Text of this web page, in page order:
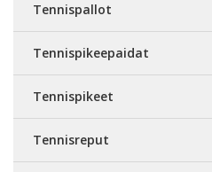
Tennispallot
Tennispikeepaidat
Tennispikeet
Tennisreput